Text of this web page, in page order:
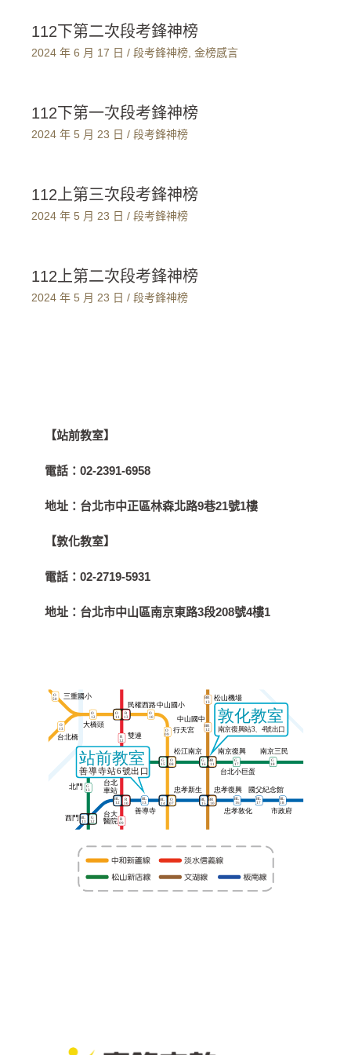
112下第二次段考鋒神榜
2024 年 6 月 17 日 / 段考鋒神榜 金榜感言
112下第一次段考鋒神榜
2024 年 5 月 23 日 / 段考鋒神榜
112上第三次段考鋒神榜
2024 年 5 月 23 日 / 段考鋒神榜
112上第二次段考鋒神榜
2024 年 5 月 23 日 / 段考鋒神榜
【站前教室】
電話：02-2391-6958
地址： 台北市中正區林森北路9巷21號1樓
【敦化教室】
電話：02-2719-5931
地址： 台北市中山區南京東路3段208號4樓1